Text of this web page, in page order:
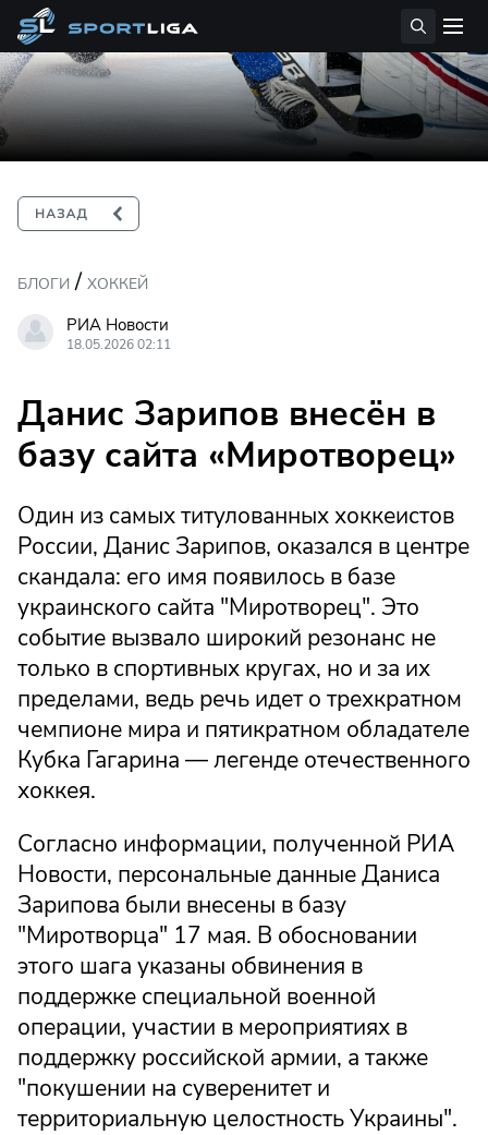
БЛОГИ / ХОККЕЙ
РИА Новости
18.05.2026 02:11
Данис Зарипов внесён в
базу сайта «Миротворец»
Один из самых титулованных хоккеистов
России, Данис Зарипов, оказался в центре
скандала: его имя появилось в базе
украинского сайта "Миротворец". Это
событие вызвало широкий резонанс не
только в спортивных кругах, но и за их
пределами, ведь речь идет о трехкратном
чемпионе мира и пятикратном обладателе
Кубка Гагарина — легенде отечественного
хоккея.
Согласно информации, полученной РИА
Новости, персональные данные Даниса
Зарипова были внесены в базу
"Миротворца" 17 мая. В обосновании
этого шага указаны обвинения в
поддержке специальной военной
операции, участии в мероприятиях в
поддержку российской армии, а также
"покушении на суверенитет и
территориальную целостность Украины".